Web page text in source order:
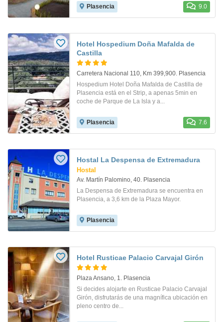
Plasencia 9.0
Hotel Hospedium Doña Mafalda de
Castilla
Carretera Nacional 110, Km 399,900. Plasencia
Hospedium Hotel Doña Mafalda de Castilla de
Plasencia está en el Strip, a apenas 5min en
coche de Parque de La Isla y a...
Plasencia 7.6
Hostal La Despensa de Extremadura
Hostal
Av. Martín Palomino, 40. Plasencia
La Despensa de Extremadura se encuentra en
Plasencia, a 3,6 km de la Plaza Mayor.
Plasencia
Hotel Rusticae Palacio Carvajal Girón
Plaza Ansano, 1. Plasencia
Si decides alojarte en Rusticae Palacio Carvajal
Girón, disfrutarás de una magnífica ubicación en
pleno centro de...